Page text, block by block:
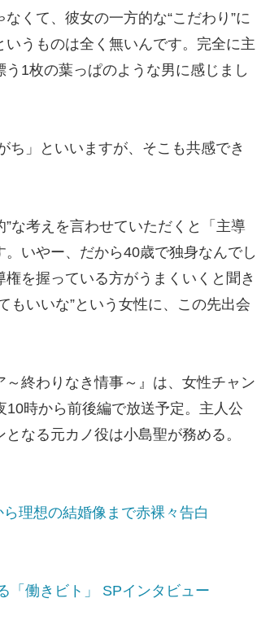
くて、彼女の一方的な“こだわり”に
うものは全く無いんです。完全に主
1枚の葉っぱのような男に感じまし
」といいますが、そこも共感でき
な考えを言わせていただくと「主導
いやー、だから40歳で独身なんでし
を握っている方がうまくいくと聞き
もいいな”という女性に、この先出会
終わりなき情事～』は、女性チャン
時から前後編で放送予定。主人公
なる元カノ役は小島聖が務める。
理想の結婚像まで赤裸々告白
「働きビト」 SPインタビュー